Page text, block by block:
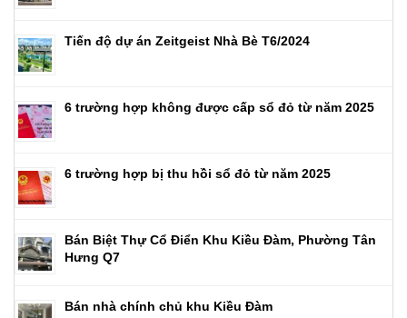
Tiến độ dự án Zeitgeist Nhà Bè T6/2024
6 trường hợp không được cấp sổ đỏ từ năm 2025
6 trường hợp bị thu hồi sổ đỏ từ năm 2025
Bán Biệt Thự Cổ Điển Khu Kiều Đàm, Phường Tân
Hưng Q7
Bán nhà chính chủ khu Kiều Đàm